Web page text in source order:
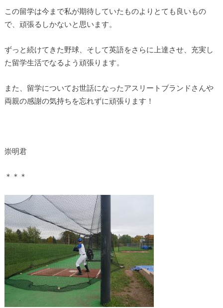
この留学は今まで私が期待していたものよりとても良いもの
で、頑張るしかないと思います。
ずっと続けてきた野球、そして英語をさらに上達させ、充実し
た留学生活でなるよう頑張ります。
また、留学についてお世話になったアスリートブランドさんや
両親の感謝の気持ちを忘れずに頑張ります！
崇明君
＊＊＊